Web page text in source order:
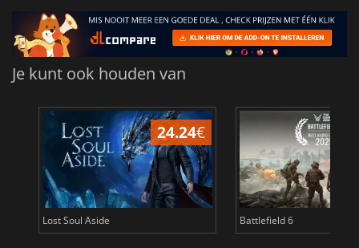
Je kunt ook houden van
24.24€
Lost Soul Aside Battlefield 6